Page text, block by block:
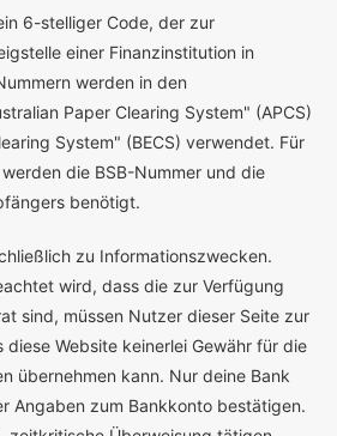
6-stelliger Code, der zur
einer Finanzinstitution in
werden in den
Paper Clearing System" (APCS)
System" (BECS) verwendet. Für
die BSB-Nummer und die
benötigt.
zu Informationszwecken.
wird, dass die zur Verfügung
sind, müssen Nutzer dieser Seite zur
diese Website keinerlei Gewähr für die
übernehmen kann. Nur deine Bank
Angaben zum Bankkonto bestätigen.